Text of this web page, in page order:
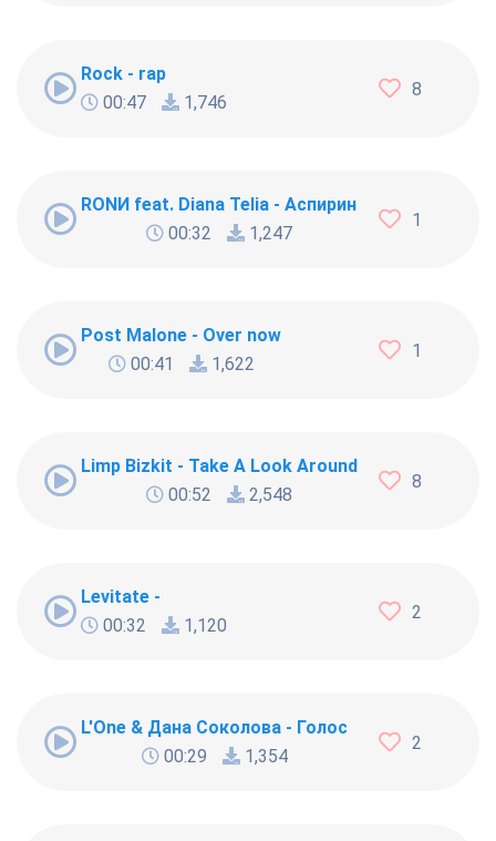
Rock - rap
00:47
1,746
8
RONИ feat. Diana Telia - Аспирин
00:32
1,247
1
Post Malone - Over now
00:41
1,622
1
Limp Bizkit - Take A Look Around
00:52
2,548
8
Levitate -
00:32
1,120
2
L'One & Дана Соколова - Голос
00:29
1,354
2